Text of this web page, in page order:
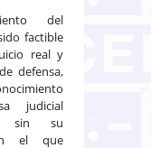
del
factible
real y
defensa,
judicial
sin su
el que